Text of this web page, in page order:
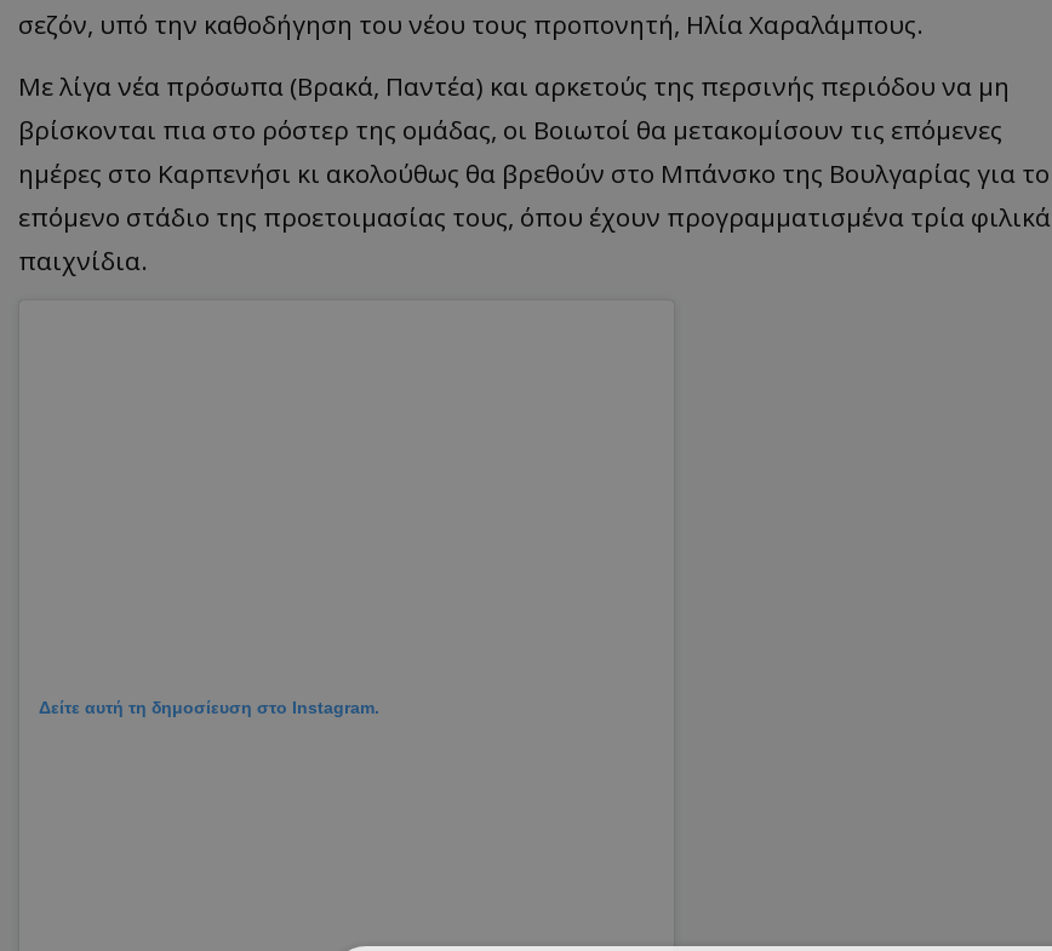
σεζόν, υπό την καθοδήγηση του νέου τους προπονητή, Ηλία Χαραλάμπους.
Με λίγα νέα πρόσωπα (Βρακά, Παντέα) και αρκετούς της περσινής περιόδου να μη
βρίσκονται πια στο ρόστερ της ομάδας, οι Βοιωτοί θα μετακομίσουν τις επόμενες
ημέρες στο Καρπενήσι κι ακολούθως θα βρεθούν στο Μπάνσκο της Βουλγαρίας για το
επόμενο στάδιο της προετοιμασίας τους, όπου έχουν προγραμματισμένα τρία φιλικά
παιχνίδια.
Δείτε αυτή τη δημοσίευση στο Instagram.